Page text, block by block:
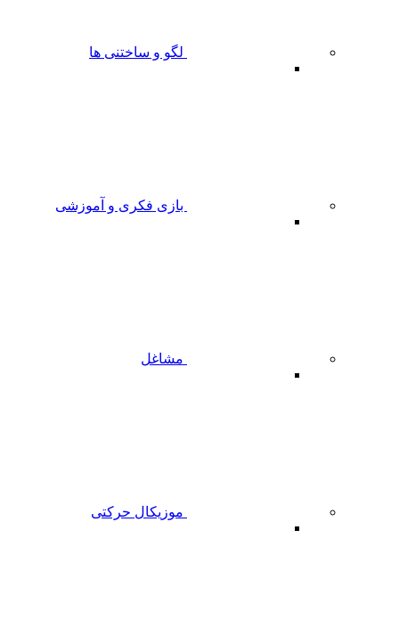
لگو و ساختنی ها
بازی فکری و آموزشی
مشاغل
موزیکال حرکتی